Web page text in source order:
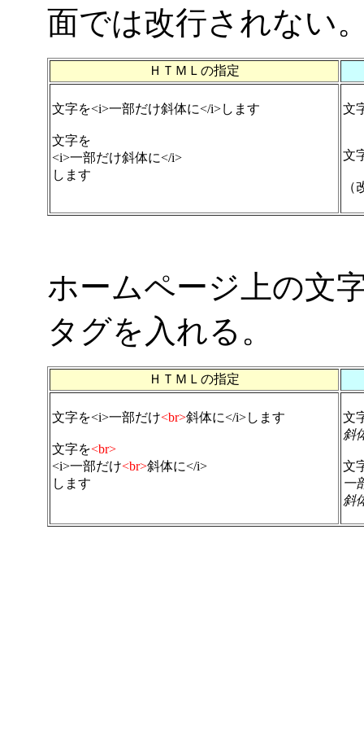
面では改行されない
ＨＴＭＬの指定
文字を<i>一部だけ斜体に</i>します
文字を
<i>一部だけ斜体に</i>
します
文
文
ホームページ上の文
タグを入れる。
ＨＴＭＬの指定
文字を<i>一部だけ<br>斜体に</i>します
文字を<br>
<i>一部だけ<br>斜体に</i>
します
文
斜
文
一
斜